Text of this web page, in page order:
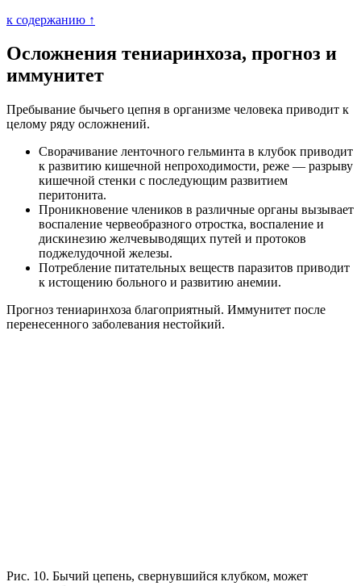
к содержанию ↑
Осложнения тениаринхоза, прогноз и
иммунитет
Пребывание бычьего цепня в организме человека приводит к
целому ряду осложнений.
Сворачивание ленточного гельминта в клубок приводит
к развитию кишечной непроходимости, реже — разрыву
кишечной стенки с последующим развитием
перитонита.
Проникновение члеников в различные органы вызывает
воспаление червеобразного отростка, воспаление и
дискинезию желчевыводящих путей и протоков
поджелудочной железы.
Потребление питательных веществ паразитов приводит
к истощению больного и развитию анемии.
Прогноз тениаринхоза благоприятный. Иммунитет после
перенесенного заболевания нестойкий.
Рис. 10. Бычий цепень, свернувшийся клубком, может